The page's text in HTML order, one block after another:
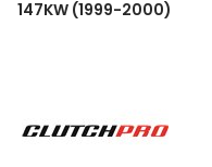
147KW (1999-2000)